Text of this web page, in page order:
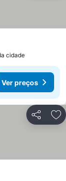
cidade
Ver preços
Partilhar